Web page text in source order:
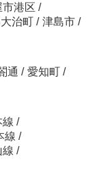
港区 /
治町 / 津島市 /
通 / 愛知町 /
線 /
線 /
線 /